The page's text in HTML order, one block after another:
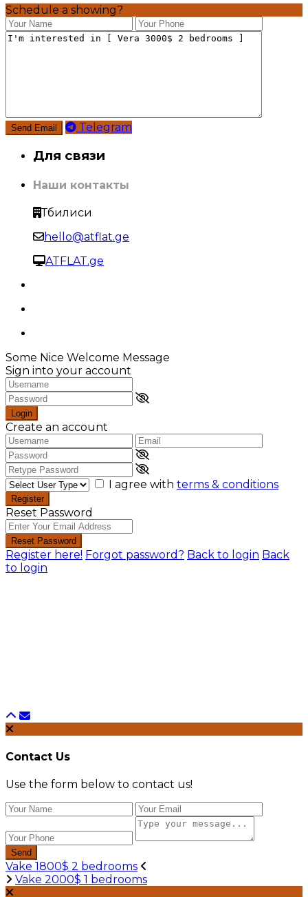
Schedule a showing?
Telegram
Для связи
Наши контакты
Тбилиси
hello@atflat.ge
ATFLAT.ge
Some Nice Welcome Message
Sign into your account
Login
Create an account
I agree with terms & conditions
Register
Reset Password
Reset Password
Register here! Forgot password? Back to login Back
to login
Contact Us
Use the form below to contact us!
Send
Vake 1800$ 2 bedrooms
Vake 2000$ 1 bedrooms